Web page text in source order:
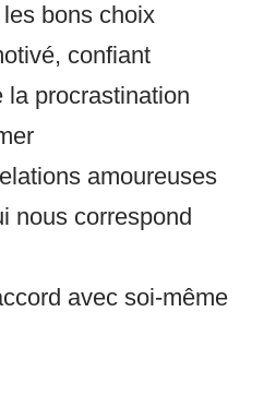
bons choix
confiant
la procrastination
amoureuses
nous correspond
avec soi-même